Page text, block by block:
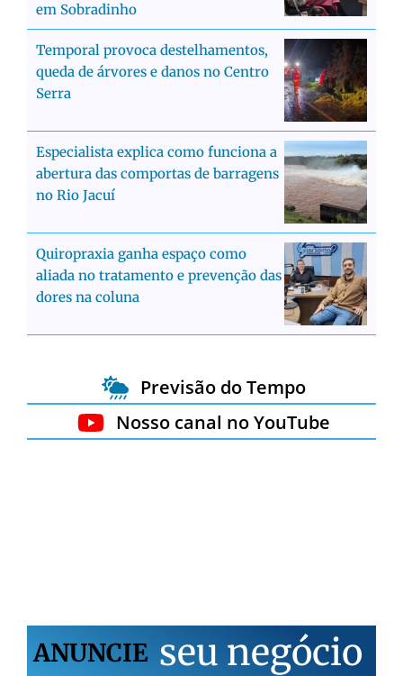
em Sobradinho
Temporal provoca destelhamentos,
queda de árvores e danos no Centro
Serra
Especialista explica como funciona a
abertura das comportas de barragens
no Rio Jacuí
Quiropraxia ganha espaço como
aliada no tratamento e prevenção das
dores na coluna
Previsão do Tempo
Nosso canal no YouTube
ANUNCIE seu negócio